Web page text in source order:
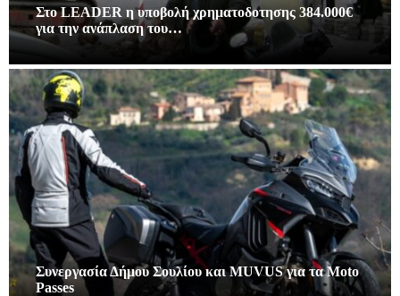
Στο LEADER η υποβολή χρηματοδοτησης 384.000€
για την ανάπλαση του…
Συνεργασία Δήμου Σουλίου και MUVUS για τα Moto
Passes